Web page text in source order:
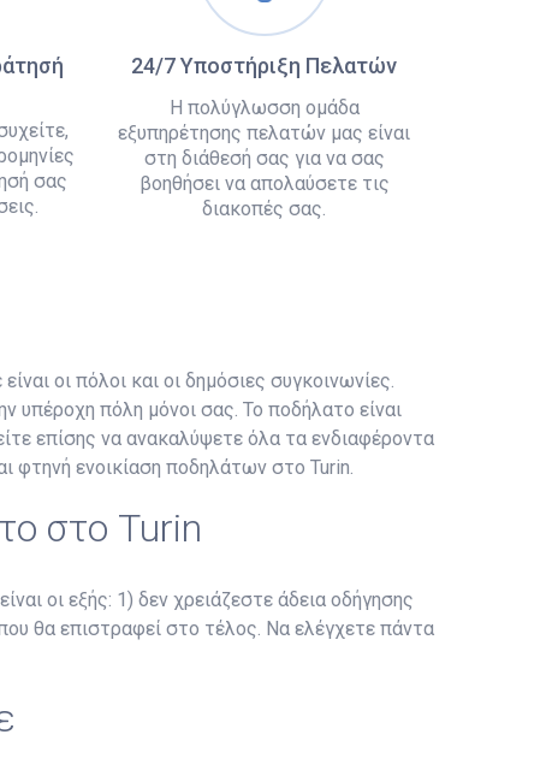
σας
24/7 Υποστήριξη Πελατών
Η πολύγλωσση ομάδα
εξυπηρέτησης πελατών μας είναι
στη διάθεσή σας για να σας
βοηθήσει να απολαύσετε τις
διακοπές σας.
οι πόλοι και οι δημόσιες συγκοινωνίες.
υπέροχη πόλη μόνοι σας. Το ποδήλατο είναι
επίσης να ανακαλύψετε όλα τα ενδιαφέροντα
φτηνή ενοικίαση ποδηλάτων στο Turin.
στο Turin
οι εξής: 1) δεν χρειάζεστε άδεια οδήγησης
θα επιστραφεί στο τέλος. Να ελέγχετε πάντα